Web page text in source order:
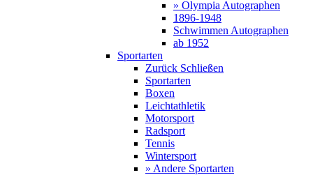
» Olympia Autographen
1896-1948
Schwimmen Autographen
ab 1952
Sportarten
Zurück Schließen
Sportarten
Boxen
Leichtathletik
Motorsport
Radsport
Tennis
Wintersport
» Andere Sportarten